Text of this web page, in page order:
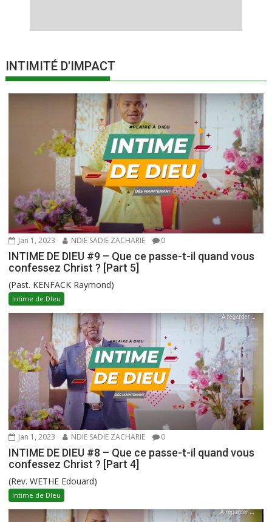
INTIMITÉ D'IMPACT
Jan 1, 2023 NDIE SADIE ZACHARIE 0
INTIME DE DIEU #9 – Que ce passe-t-il quand vous
confessez Christ ? [Part 5]
(Past. KENFACK Raymond)
Intime de DIeu
Jan 1, 2023 NDIE SADIE ZACHARIE 0
INTIME DE DIEU #8 – Que ce passe-t-il quand vous
confessez Christ ? [Part 4]
(Rev. WETHE Edouard)
Intime de DIeu